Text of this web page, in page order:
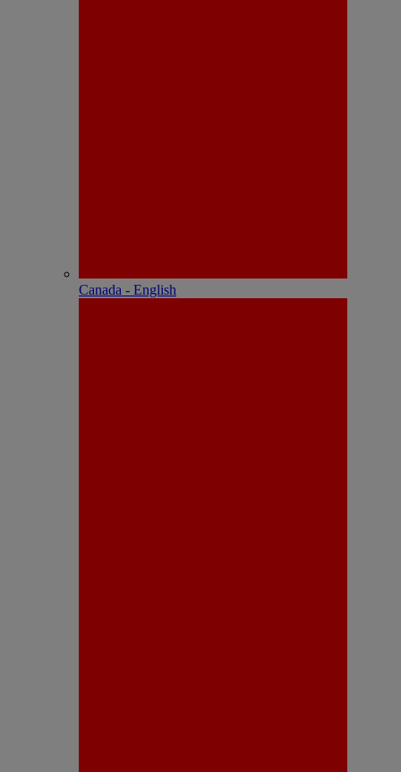
Canada - English